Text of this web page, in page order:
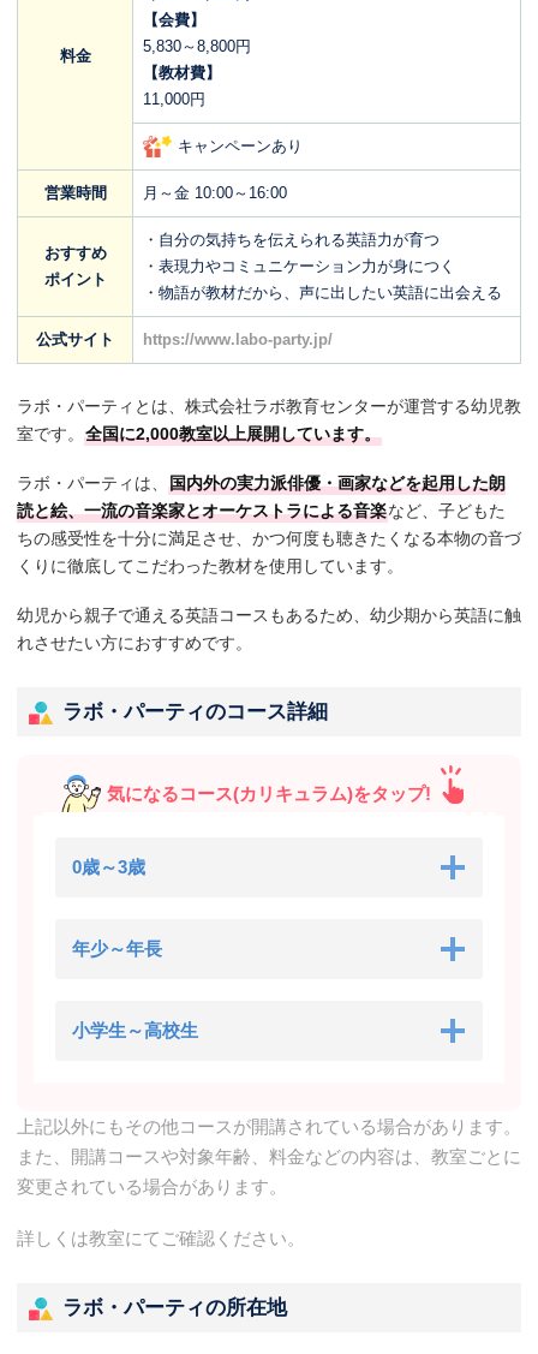
料金
【会費】
5,830～8,800円
【教材費】
11,000円
キャンペーンあり
営業時間 月～金 10:00～16:00
おすすめ
ポイント
・自分の気持ちを伝えられる英語力が育つ
・表現力やコミュニケーション力が身につく
・物語が教材だから、声に出したい英語に出会える
公式サイト https://www.labo-party.jp/
ラボ・パーティとは、株式会社ラボ教育センターが運営する幼児教
室です。 全国に2,000教室以上展開しています。
ラボ・パーティは、 国内外の実力派俳優・画家などを起用した朗
読と絵、一流の音楽家とオーケストラによる音楽など、子どもた
ちの感受性を十分に満足させ、かつ何度も聴きたくなる本物の音づ
くりに徹底してこだわった教材を使用しています。
幼児から親子で通える英語コースもあるため、幼少期から英語に触
れさせたい方におすすめです。
ラボ・パーティのコース詳細
気になるコース(カリキュラム)をタップ!
0歳～3歳
年少～年長
小学生～高校生
上記以外にもその他コースが開講されている場合があります。
また、開講コースや対象年齢、料金などの内容は、教室ごとに
変更されている場合があります。
詳しくは教室にてご確認ください。
ラボ・パーティの所在地